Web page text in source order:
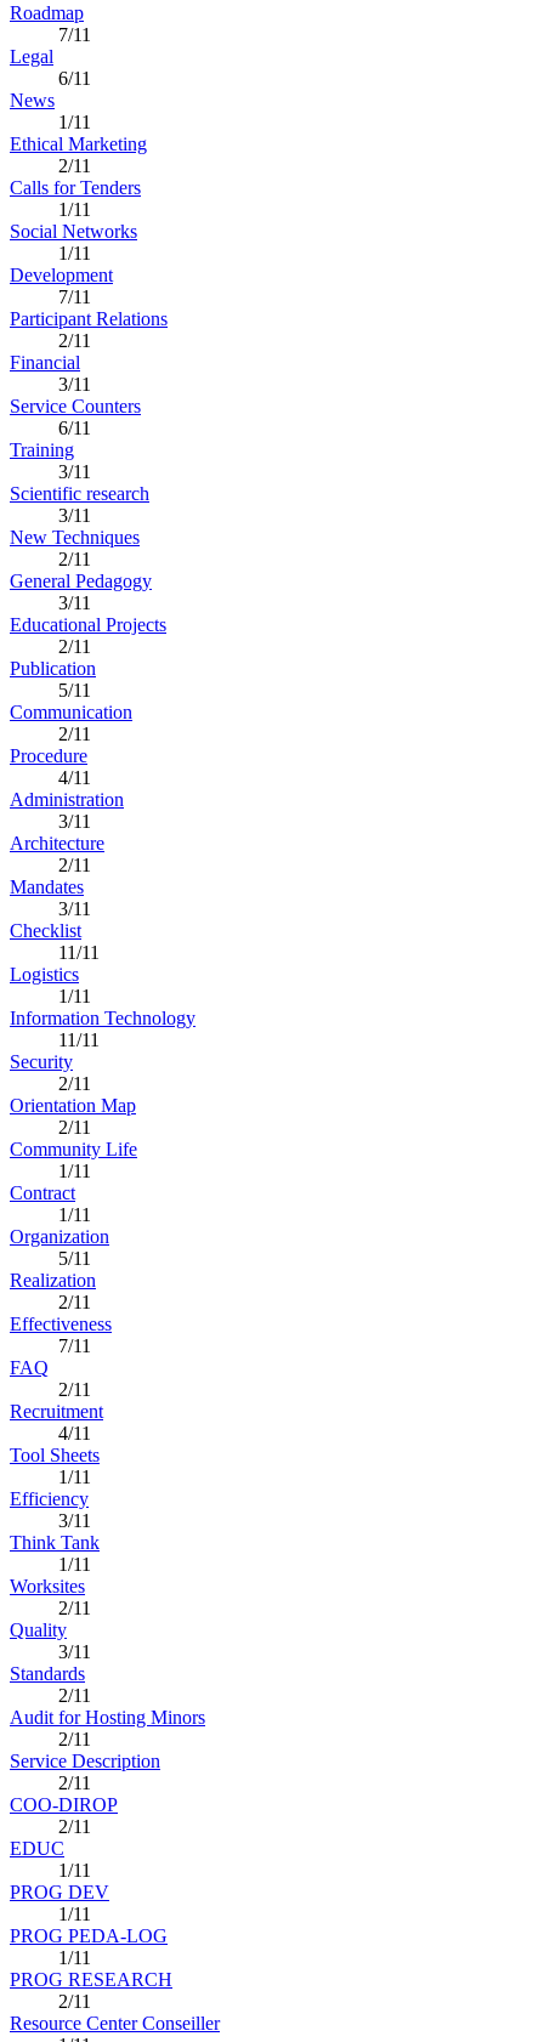
Roadmap
7/11
Legal
6/11
News
1/11
Ethical Marketing
2/11
Calls for Tenders
1/11
Social Networks
1/11
Development
7/11
Participant Relations
2/11
Financial
3/11
Service Counters
6/11
Training
3/11
Scientific research
3/11
New Techniques
2/11
General Pedagogy
3/11
Educational Projects
2/11
Publication
5/11
Communication
2/11
Procedure
4/11
Administration
3/11
Architecture
2/11
Mandates
3/11
Checklist
11/11
Logistics
1/11
Information Technology
11/11
Security
2/11
Orientation Map
2/11
Community Life
1/11
Contract
1/11
Organization
5/11
Realization
2/11
Effectiveness
7/11
FAQ
2/11
Recruitment
4/11
Tool Sheets
1/11
Efficiency
3/11
Think Tank
1/11
Worksites
2/11
Quality
3/11
Standards
2/11
Audit for Hosting Minors
2/11
Service Description
2/11
COO-DIROP
2/11
EDUC
1/11
PROG DEV
1/11
PROG PEDA-LOG
1/11
PROG RESEARCH
2/11
Resource Center Conseiller